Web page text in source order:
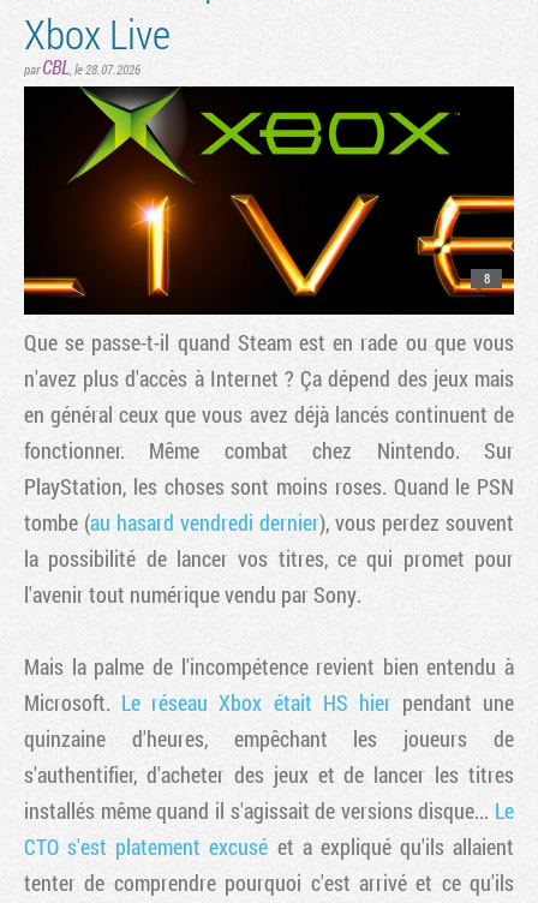
Xbox Live
parCBL, le 28.07.2026
8
Que se passe-t-il quand Steam est en rade ou que vous
n'avez plus d'accès à Internet ? Ça dépend des jeux mais
en général ceux que vous avez déjà lancés continuent de
fonctionner. Même combat chez Nintendo. Sur
PlayStation, les choses sont moins roses. Quand le PSN
tombe (au hasard vendredi dernier), vous perdez souvent
la possibilité de lancer vos titres, ce qui promet pour
l'avenir tout numérique vendu par Sony.
Mais la palme de l'incompétence revient bien entendu à
Microsoft. Le réseau Xbox était HS hierpendant une
quinzaine d'heures, empêchant les joueurs de
s'authentifier, d'acheter des jeux et de lancer les titres
installés même quand il s'agissait de versions disque... Le
CTO s'est platement excusé et a expliqué qu'ils allaient
tenter de comprendre pourquoi c'est arrivé et ce qu'ils
Factornews